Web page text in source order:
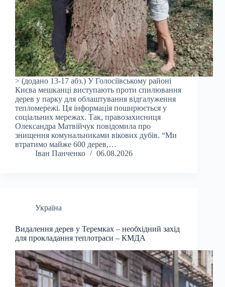
> (додано 13-17 абз.) У Голосіївському районі
Києва мешканці виступають проти спилювання
дерев у парку для облаштування відгалуження
тепломережі. Ця інформація поширюється у
соціальних мережах. Так, правозахисниця
Олександра Матвійчук повідомила про
знищення комунальниками вікових дубів. “Ми
втратимо майже 600 дерев,…
Іван Панченко
06.08.2026
Україна
Видалення дерев у Теремках – необхідний захід
для прокладання теплотраси – КМДА